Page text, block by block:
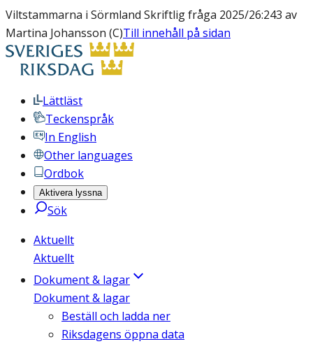
Viltstammarna i Sörmland Skriftlig fråga 2025/26:243 av
Martina Johansson (C)Till innehåll på sidan
Lättläst
Teckenspråk
In English
Other languages
Ordbok
Aktivera lyssna
Sök
Aktuellt
Aktuellt
Dokument & lagar
Dokument & lagar
Beställ och ladda ner
Riksdagens öppna data